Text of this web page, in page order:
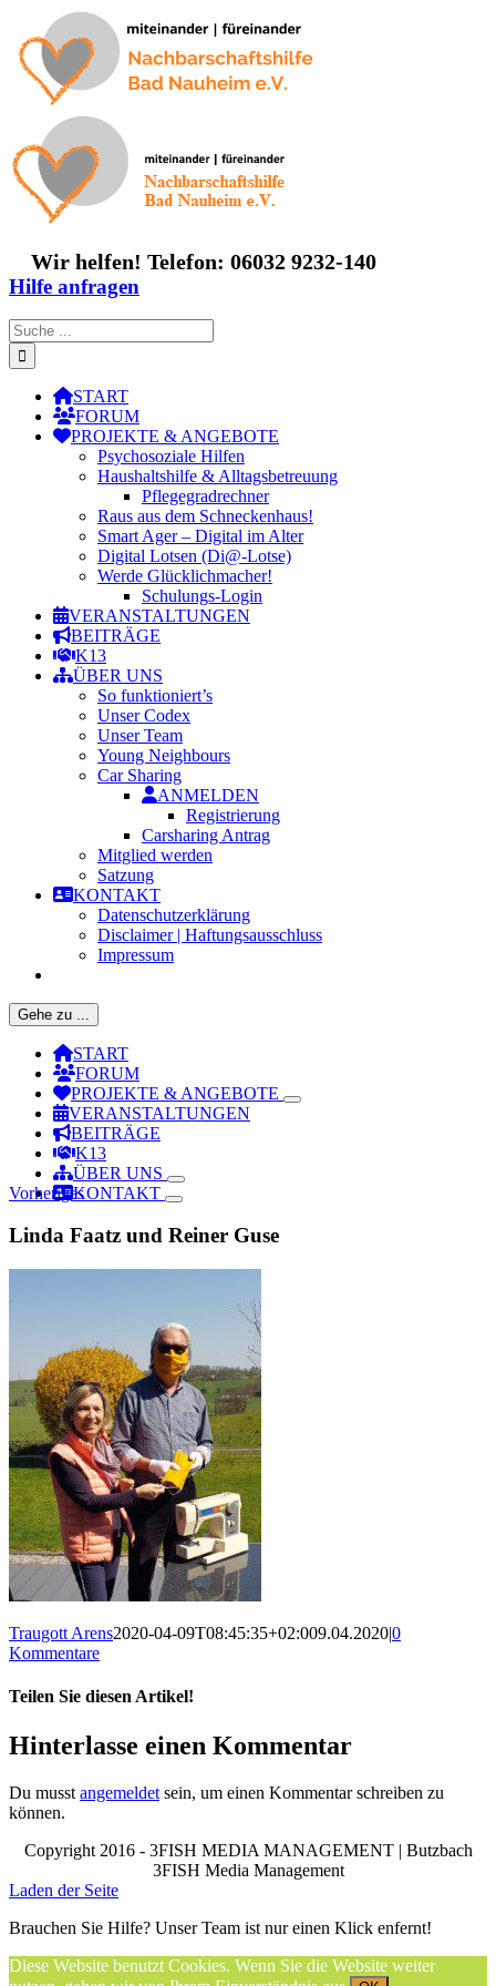
Inhalt
springen
Wir helfen! Telefon: 06032 9232-140
Hilfe anfragen
Suche
nach:
START
FORUM
PROJEKTE & ANGEBOTE
Psychosoziale Hilfen
Haushaltshilfe & Alltagsbetreuung
Pflegegradrechner
Raus aus dem Schneckenhaus!
Smart Ager – Digital im Alter
Digital Lotsen (Di@-Lotse)
Werde Glücklichmacher!
Schulungs-Login
VERANSTALTUNGEN
BEITRÄGE
K13
ÜBER UNS
So funktioniert’s
Unser Codex
Unser Team
Young Neighbours
Car Sharing
ANMELDEN
Registrierung
Carsharing Antrag
Mitglied werden
Satzung
KONTAKT
Datenschutzerklärung
Disclaimer | Haftungsausschluss
Impressum
Gehe zu ...
START
FORUM
PROJEKTE & ANGEBOTE
VERANSTALTUNGEN
BEITRÄGE
K13
ÜBER UNS
KONTAKT
Vorheriges
Linda Faatz und Reiner Guse
Traugott Arens2020-04-09T08:45:35+02:009.04.2020|0
Kommentare
Teilen Sie diesen Artikel!
Facebook
X
Reddit
LinkedIn
WhatsApp
Telegram
Tumblr
Pinterest
Vk
Xing
Email
Hinterlasse einen Kommentar
Du musst angemeldet sein, um einen Kommentar schreiben zu
können.
Copyright 2016 - 3FISH MEDIA MANAGEMENT | Butzbach
3FISH Media Management
Laden der Seite
Brauchen Sie Hilfe? Unser Team ist nur einen Klick enfernt!
Diese Website benutzt Cookies. Wenn Sie die Website weiter